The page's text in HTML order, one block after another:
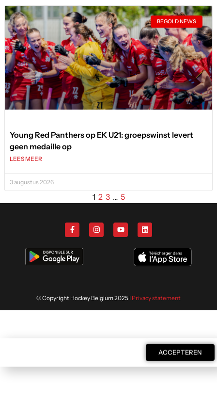
BEGOLD NEWS
Young Red Panthers op EK U21: groepswinst levert
geen medaille op
LEES MEER
3 augustus 2026
1 2 3 … 5
© Copyright Hockey Belgium 2025 I Privacy statement